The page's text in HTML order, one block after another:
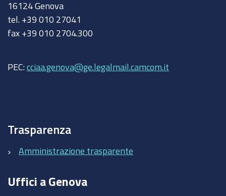
16124 Genova
tel. +39 010 27041
fax +39 010 2704.300
PEC: cciaa.genova@ge.legalmail.camcom.it
Trasparenza
Amministrazione trasparente
Uffici a Genova